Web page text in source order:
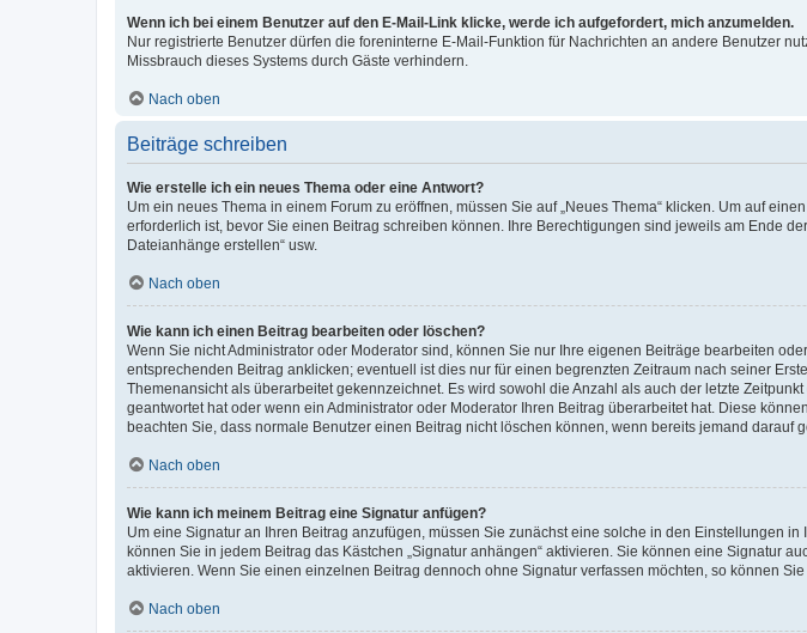
Wenn ich bei einem Benutzer auf den E-Mail-Link klicke, werde ich aufgefordert, mich anzumelden.
Nur registrierte Benutzer dürfen die foreninterne E-Mail-Funktion für Nachrichten an andere Benutzer
Missbrauch dieses Systems durch Gäste verhindern.
Nach oben
Beiträge schreiben
Wie erstelle ich ein neues Thema oder eine Antwort?
Um ein neues Thema in einem Forum zu eröffnen, müssen Sie auf „Neues Thema“ klicken. Um auf
erforderlich ist, bevor Sie einen Beitrag schreiben können. Ihre Berechtigungen sind jeweils am Ende
Dateianhänge erstellen“ usw.
Nach oben
Wie kann ich einen Beitrag bearbeiten oder löschen?
Wenn Sie nicht Administrator oder Moderator sind, können Sie nur Ihre eigenen Beiträge bearbeiten
entsprechenden Beitrag anklicken; eventuell ist dies nur für einen begrenzten Zeitraum nach seiner
Themenansicht als überarbeitet gekennzeichnet. Es wird sowohl die Anzahl als auch der letzte
geantwortet hat oder wenn ein Administrator oder Moderator Ihren Beitrag überarbeitet hat. Diese
beachten Sie, dass normale Benutzer einen Beitrag nicht löschen können, wenn bereits jemand darauf
Nach oben
Wie kann ich meinem Beitrag eine Signatur anfügen?
Um eine Signatur an Ihren Beitrag anzufügen, müssen Sie zunächst eine solche in den Einstellungen
können Sie in jedem Beitrag das Kästchen „Signatur anhängen“ aktivieren. Sie können eine Signatur
aktivieren. Wenn Sie einen einzelnen Beitrag dennoch ohne Signatur verfassen möchten, so können
Nach oben